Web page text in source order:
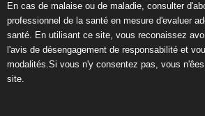
En cas de malaise ou de maladie, consulter
professionnel de la santé en mesure d'evaluer
santé. En utilisant ce site, vous reconaissez
l'avis de désengagement de responsabilité et
modalités.Si vous n'y consentez pas, vous
site.